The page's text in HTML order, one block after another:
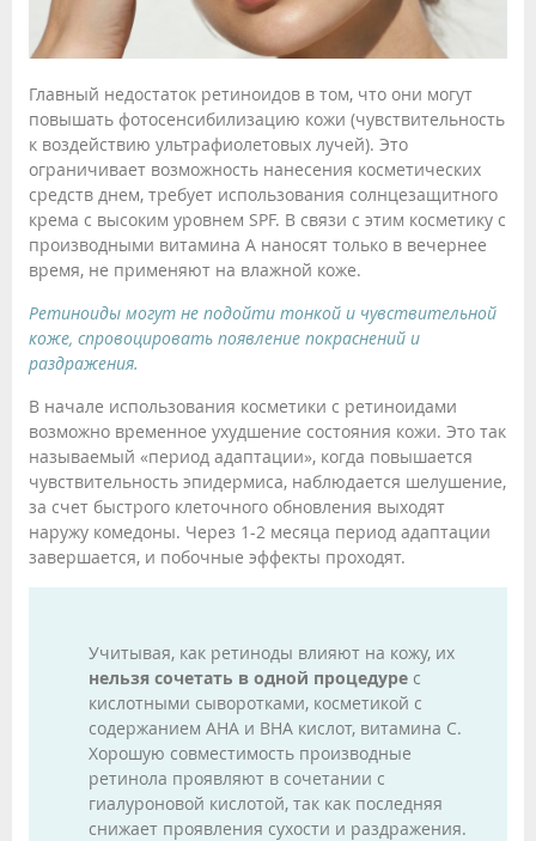
Главный недостаток ретиноидов в том, что они могут
повышать фотосенсибилизацию кожи (чувствительность
к воздействию ультрафиолетовых лучей). Это
ограничивает возможность нанесения косметических
средств днем, требует использования солнцезащитного
крема с высоким уровнем SPF. В связи с этим косметику с
производными витамина A наносят только в вечернее
время, не применяют на влажной коже.
Ретиноиды могут не подойти тонкой и чувствительной
коже, спровоцировать появление покраснений и
раздражения.
В начале использования косметики с ретиноидами
возможно временное ухудшение состояния кожи. Это так
называемый «период адаптации», когда повышается
чувствительность эпидермиса, наблюдается шелушение,
за счет быстрого клеточного обновления выходят
наружу комедоны. Через 1-2 месяца период адаптации
завершается, и побочные эффекты проходят.
Учитывая, как ретиноды влияют на кожу, их
нельзя сочетать в одной процедуре с
кислотными сыворотками, косметикой с
содержанием AHA и BHA кислот, витамина C.
Хорошую совместимость производные
ретинола проявляют в сочетании с
гиалуроновой кислотой, так как последняя
снижает проявления сухости и раздражения.